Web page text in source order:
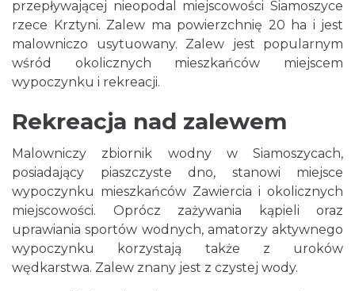
przepływającej nieopodal miejscowości Siamoszyce
rzece Krztyni. Zalew ma powierzchnię 20 ha i jest
malowniczo usytuowany. Zalew jest popularnym
wśród okolicznych mieszkańców miejscem
wypoczynku i rekreacji.
Rekreacja nad zalewem
Malowniczy zbiornik wodny w Siamoszycach,
posiadający piaszczyste dno, stanowi miejsce
wypoczynku mieszkańców Zawiercia i okolicznych
miejscowości. Oprócz zażywania kąpieli oraz
uprawiania sportów wodnych, amatorzy aktywnego
wypoczynku korzystają także z uroków
wędkarstwa. Zalew znany jest z czystej wody.